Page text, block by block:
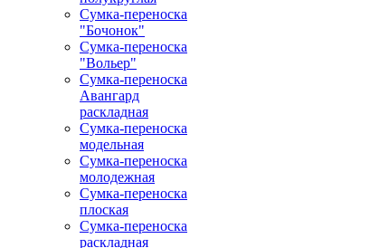
Сумка-переноска
"Бочонок"
Сумка-переноска
"Вольер"
Сумка-переноска
Авангард
раскладная
Сумка-переноска
модельная
Сумка-переноска
молодежная
Сумка-переноска
плоская
Сумка-переноска
раскладная